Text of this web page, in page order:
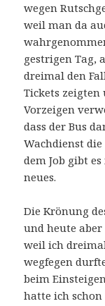
wegen
weil man da
gestrigen Tag,
dreimal den
Tickets zeigten
Vorzeigen
dass der Bus
Wachdienst
dem Job gibt
neues.
Die Krönung
und heute
weil ich
wegfegen
beim
hatte ich